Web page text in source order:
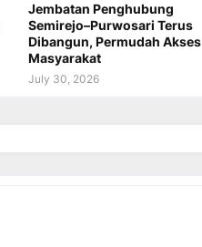
Jembatan Penghubung
Semirejo–Purwosari Terus
Dibangun, Permudah Akses
Masyarakat
July 30, 2026